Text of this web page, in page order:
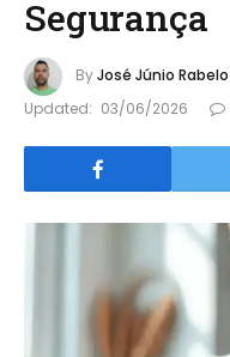
Segurança
ByJosé Júnio Rabelo
Updated: 03/06/2026